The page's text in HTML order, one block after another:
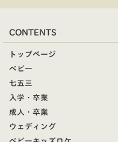
CONTENTS
トップページ
ベビー
七五三
入学・卒業
成人・卒業
ウェディング